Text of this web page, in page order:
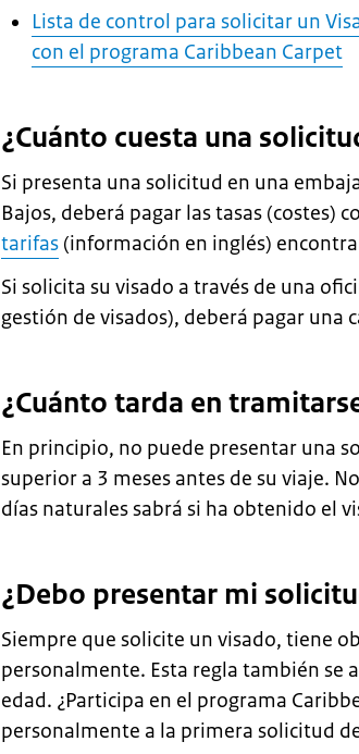
Lista de control para solicitar un
con el programa Caribbean Carpet
¿Cuánto cuesta una
Si presenta una solicitud en una
Bajos, deberá pagar las tasas (costes)
tarifas (información en inglés)
Si solicita su visado a través de una
gestión de visados), deberá pagar una
¿Cuánto tarda en
En principio, no puede presentar una
superior a 3 meses antes de su viaje.
días naturales sabrá si ha obtenido el
¿Debo presentar mi
Siempre que solicite un visado, tiene
personalmente. Esta regla también se
edad. ¿Participa en el programa
personalmente a la primera solicitud